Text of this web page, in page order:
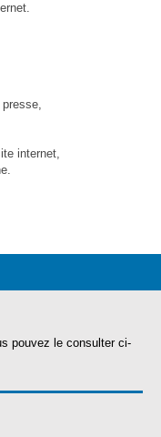
internet,
pouvez le consulter ci-